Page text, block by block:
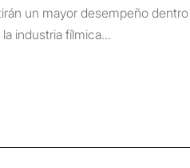
un mayor desempeño
industria fílmica...